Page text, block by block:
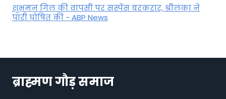
शुभमन गिल की वापसी पर सस्पेंस बरकरार, श्रीलंका ने
पारी घोषित की - ABP News
ब्राह्मण गौड़ समाज